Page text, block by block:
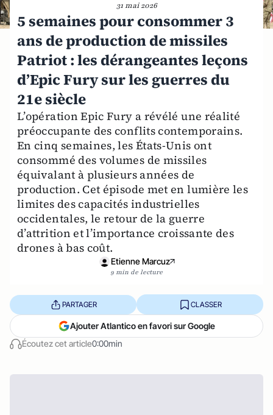
31 mai 2026
5 semaines pour consommer 3
ans de production de missiles
Patriot : les dérangeantes leçons
d’Epic Fury sur les guerres du
21e siècle
L’opération Epic Fury a révélé une réalité
préoccupante des conflits contemporains.
En cinq semaines, les États-Unis ont
consommé des volumes de missiles
équivalant à plusieurs années de
production. Cet épisode met en lumière les
limites des capacités industrielles
occidentales, le retour de la guerre
d’attrition et l’importance croissante des
drones à bas coût.
Etienne Marcuz
9 min de lecture
Écoutez cet article0:00min
PARTAGER CLASSER
Ajouter Atlantico en favori sur Google